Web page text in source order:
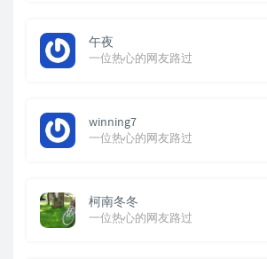
午夜
一位热心的网友路过
winning7
一位热心的网友路过
柯南冬冬
一位热心的网友路过